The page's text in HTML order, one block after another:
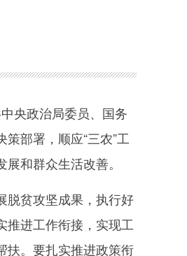
央政治局委员、国务
部署，顺应“三农”工
和群众生活改善。
贫攻坚成果，执行好
推进工作衔接，实现工
扶。要扎实推进政策衔